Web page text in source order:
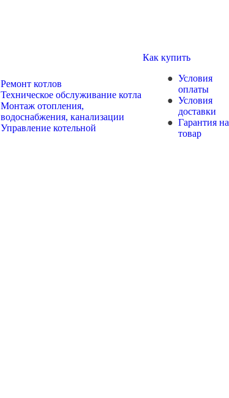
Ремонт котлов
Техническое обслуживание котла
Монтаж отопления,
водоснабжения, канализации
Управление котельной
Как купить
Условия
оплаты
Условия
доставки
Гарантия на
товар